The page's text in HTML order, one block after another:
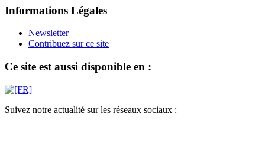
Informations Légales
Newsletter
Contribuez sur ce site
Ce site est aussi disponible en :
Suivez notre actualité sur les réseaux sociaux :